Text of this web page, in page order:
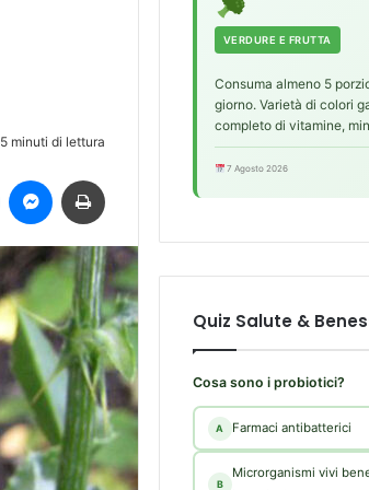
5 minuti di lettura
VERDURE E FRUTTA
Consuma almeno 5
giorno. Varietà di colori
completo di vitamine,
7 Agosto 2026
Quiz Salute &
Cosa sono i probiotici?
A Farmaci antibatterici
B
Microrganismi vivi